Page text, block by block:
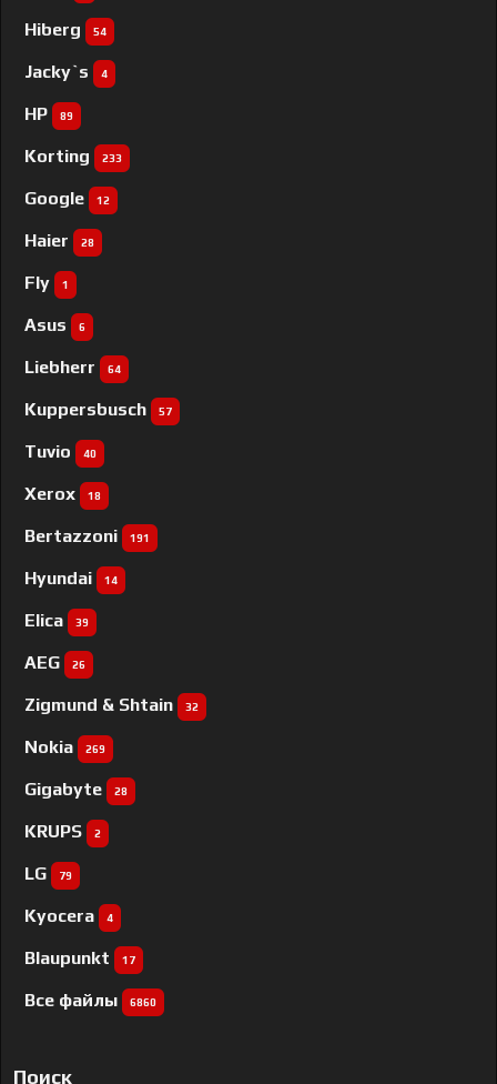
Hiberg 54
Jacky`s 4
HP 89
Korting 233
Google 12
Haier 28
Fly 1
Asus 6
Liebherr 64
Kuppersbusch 57
Tuvio 40
Xerox 18
Bertazzoni 191
Hyundai 14
Elica 39
AEG 26
Zigmund & Shtain 32
Nokia 269
Gigabyte 28
KRUPS 2
LG 79
Kyocera 4
Blaupunkt 17
Все файлы 6860
Поиск